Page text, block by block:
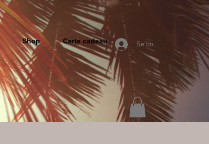
Shop Carte cadeau Se connecter